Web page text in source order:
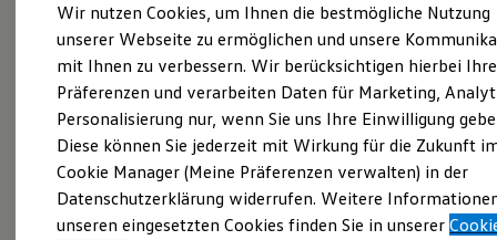
Hauptinhalt
springen
Footer
springen
Elektroautos
ENERGY Sondermodelle
Nutzfahrzeuge
SUV und CUV
Familienautos
Kombis
Kompaktwagen
Sportwagen
Schnell verfügbare Fahrzeuge
Angebote und Produkte
Aktuelle Angebote
Wir nutzen Cookies, um Ihnen die bestmögliche Nutzung
unserer Webseite zu ermöglichen und unsere
mit Ihnen zu verbessern. Wir berücksichtigen hierbei Ihre
Präferenzen und verarbeiten Daten für Marketing,
Personalisierung nur, wenn Sie uns Ihre Einwilligung
Diese können Sie jederzeit mit Wirkung für die Zukunft
Cookie Manager (Meine Präferenzen verwalten) in der
Datenschutzerklärung widerrufen. Weitere
unseren eingesetzten Cookies finden Sie in unserer